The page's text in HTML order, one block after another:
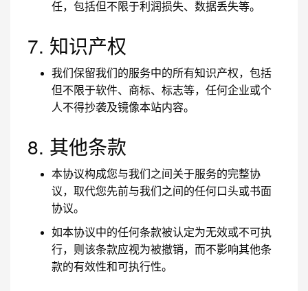
任，包括但不限于利润损失、数据丢失等。
7. 知识产权
我们保留我们的服务中的所有知识产权，包括
但不限于软件、商标、标志等，任何企业或个
人不得抄袭及镜像本站内容。
8. 其他条款
本协议构成您与我们之间关于服务的完整协
议，取代您先前与我们之间的任何口头或书面
协议。
如本协议中的任何条款被认定为无效或不可执
行，则该条款应视为被撤销，而不影响其他条
款的有效性和可执行性。